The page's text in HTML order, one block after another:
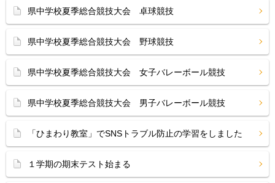
県中学校夏季総合競技大会 卓球競技
県中学校夏季総合競技大会 野球競技
県中学校夏季総合競技大会 女子バレーボール競技
県中学校夏季総合競技大会 男子バレーボール競技
「ひまわり教室」でSNSトラブル防止の学習をしました
１学期の期末テスト始まる